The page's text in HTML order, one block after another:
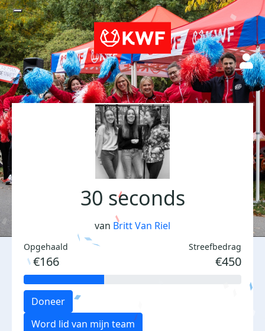
30 seconds
van Britt Van Riel
Opgehaald
€166
Streefbedrag
€450
Doneer
Word lid van mijn team